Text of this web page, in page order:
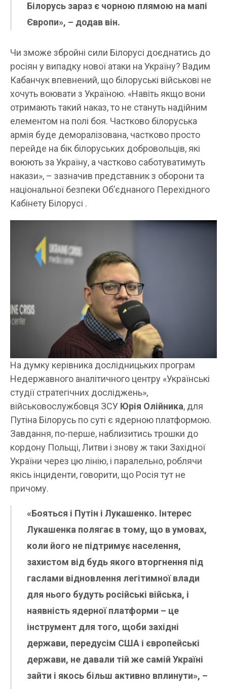
Білорусь зараз є чорною плямою на мапі
Європи», – додав він.
Чи зможе збройні сили Білорусі доєднатись до
росіян у випадку нової атаки на Україну? Вадим
Кабанчук впевнений, що білоруські військові не
хочуть воювати з Україною. «Навіть якщо вони
отримають такий наказ, то не стануть надійним
елементом на полі боя. Частково білоруська
армія буде деморалізована, частково просто
перейде на бік білоруських добровольців, які
воюють за Україну, а частково саботуватимуть
накази», – зазначив представник з оборони та
національної безпеки Об’єднаного Перехідного
Кабінету Білорусі .
На думку керівника дослідницьких програм
Недержавного аналітичного центру «Українські
студії стратегічних досліджень»,
військовослужбовця ЗСУ Юрія Олійника, для
Путіна Білорусь по суті є ядерною платформою.
Завдання, по-перше, наблизитись трошки до
кордону Польщі, Литви і знову ж таки Західної
України через цю лінію, і паралельно, роблячи
якісь інциденти, говорити, що Росія тут не
причому.
«Бояться і Путін і Лукашенко. Інтерес
Лукашенка полягає в тому, що в умовах,
коли його не підтримує населення,
захистом від будь якого вторгнення під
гаслами відновлення легітимної влади
для нього будуть російські війська, і
наявність ядерної платформи – це
інструмент для того, щоби західні
держави, передусім США і європейські
держави, не давали тій же самій Україні
зайти і якось більш активно вплинути», –